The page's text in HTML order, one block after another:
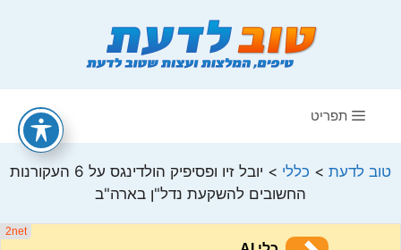
תפריט
טוב לדעת > כללי >
יובל זיו ופסיפיק הולדינגס על 6 העקורנות
החשובים להשקעת נדל"ן בארה"ב